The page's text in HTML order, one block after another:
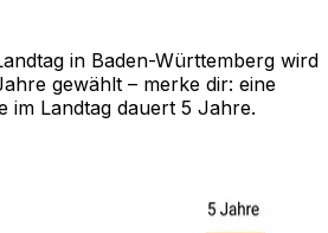
in Baden-Württemberg wird
gewählt – merke dir: eine
im Landtag dauert 5 Jahre.